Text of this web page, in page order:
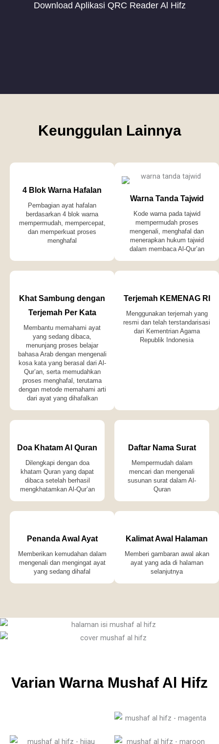
Download Aplikasi QRC Reader Al Hifz
Keunggulan Lainnya
4 Blok Warna Hafalan
Pembagian ayat hafalan
berdasarkan 4 blok warna
mempermudah, mempercepat,
dan memperkuat proses
menghafal
Warna Tanda Tajwid
Kode warna pada tajwid
mempermudah proses
mengenali, menghafal dan
menerapkan hukum tajwid
dalam membaca Al-Qur’an
Khat Sambung dengan
Terjemah Per Kata
Membantu memahami ayat
yang sedang dibaca,
menunjang proses belajar
bahasa Arab dengan mengenali
kosa kata yang berasal dari Al-
Qur’an, serta memudahkan
proses menghafal, terutama
dengan metode memahami arti
dari ayat yang dihafalkan
Terjemah KEMENAG RI
Menggunakan terjemah yang
resmi dan telah terstandarisasi
dari Kementrian Agama
Republik Indonesia
Doa Khatam Al Quran
Dilengkapi dengan doa
khatam Quran yang dapat
dibaca setelah berhasil
mengkhatamkan Al-Qur’an
Daftar Nama Surat
Mempermudah dalam
mencari dan mengenali
susunan surat dalam Al-
Quran
Penanda Awal Ayat
Memberikan kemudahan dalam
mengenali dan mengingat ayat
yang sedang dihafal
Kalimat Awal Halaman
Memberi gambaran awal akan
ayat yang ada di halaman
selanjutnya
Varian Warna Mushaf Al Hifz